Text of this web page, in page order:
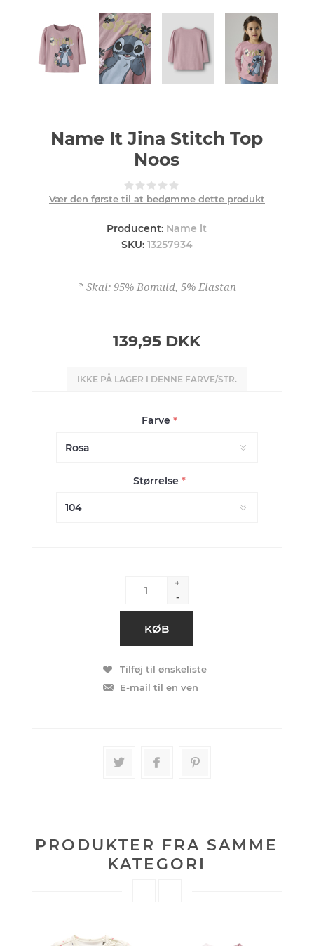
Name It Jina Stitch Top
Noos
Vær den første til at bedømme dette produkt
Producent: Name it
SKU: 13257934
* Skal: 95% Bomuld, 5% Elastan
139,95 DKK
IKKE PÅ LAGER I DENNE FARVE/STR.
Farve*
Størrelse*
+
-
PRODUKTER FRA SAMME
KATEGORI